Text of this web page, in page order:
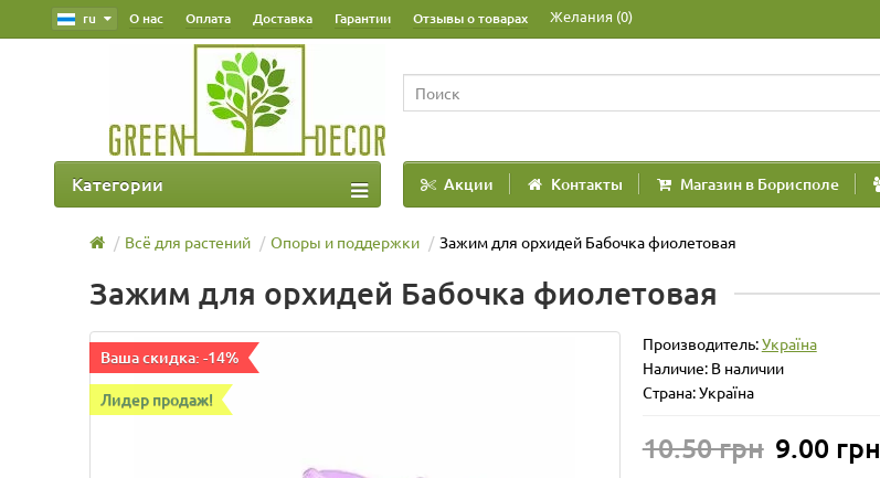
ru О нас Оплата Доставка Гарантии Отзывы о товарах Желания (0)
Акции Контакты Магазин в Борисполе
Категории
Всё для растений Опоры и поддержки Зажим для орхидей Бабочка фиолетовая
Зажим для орхидей Бабочка фиолетовая
Ваша скидка: -14%
Лидер продаж!
Производитель:Україна
Наличие: В наличии
Страна: Україна
10.50 грн 9.00 грн